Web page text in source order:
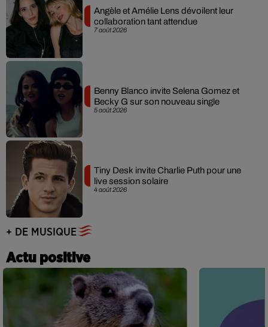
7 août 2026
Angèle et Amélie Lens dévoilent leur
collaboration tant attendue
5 août 2026
Benny Blanco invite Selena Gomez et
Becky G sur son nouveau single
4 août 2026
Tiny Desk invite Charlie Puth pour une
live session solaire
+ DE MUSIQUE
Actu positive